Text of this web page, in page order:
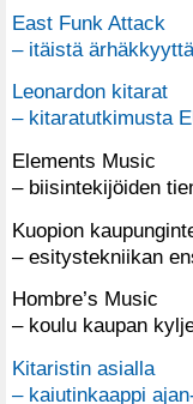
East Funk Attack
– itäistä
Leonardon kitarat
– kitaratutkimusta
Elements Music
– biisintekijöiden
Kuopion
– esitystekniikan
Hombre’s Music
– koulu kaupan
Kitaristin asialla
– kaiutinkaappi